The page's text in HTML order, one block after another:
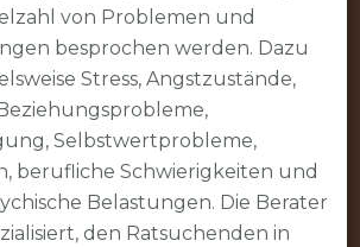
von Problemen und
besprochen werden. Dazu
Stress, Angstzustände,
Selbstwertprobleme,
berufliche Schwierigkeiten und
Belastungen. Die Berater
den Ratsuchenden in